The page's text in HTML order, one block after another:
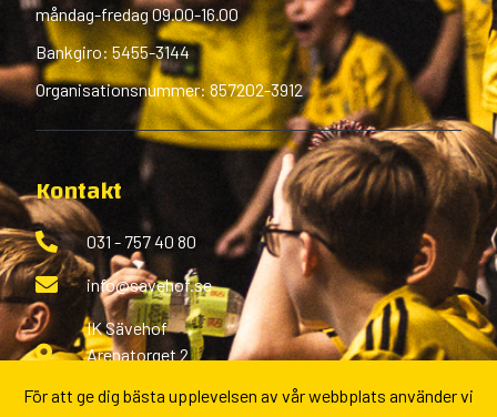
måndag-fredag 09.00-16.00
Bankgiro: 5455-3144
Organisationsnummer: 857202-3912
Kontakt
031 - 757 40 80
info@savehof.se
IK Sävehof
Arenatorget 2
För att ge dig bästa upplevelsen av vår webbplats använder vi